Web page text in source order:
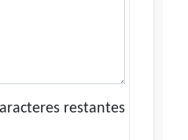
restantes